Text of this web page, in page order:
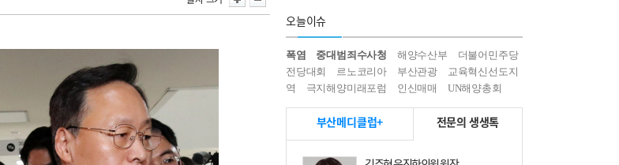
오늘이슈
폭염 중대범죄수사청 해양수산부
더불어민주당
전당대회
르노코리아 부산관광
교육혁신선도지
역
극지해양미래포럼 인신매매 UN해양총회
부산메디클럽+ 전문의 생생톡